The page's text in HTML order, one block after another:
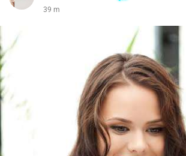
39 m